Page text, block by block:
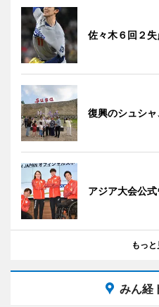
佐々木６回２
復興のシュシ
アジア大会公
もっと
みん経